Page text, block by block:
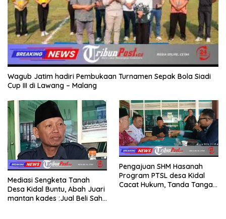
Wagub Jatim hadiri Pembukaan Turnamen Sepak Bola Siadi
Cup III di Lawang – Malang
Mediasi Sengketa Tanah
Desa Kidal Buntu, Abah Juari
mantan kades :Jual Beli Sah,
Pengajuan SHM Hasanah
Program PTSL desa Kidal
Cacat Hukum, Tanda Tangan